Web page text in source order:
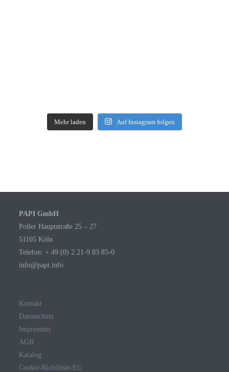
Mehr laden Auf Instagram folgen
PAPI GmbH
Poller Hauptstraße 25 – 27
51105 Köln
Telefon: + 49 (0) 2 21-9 83 85-0
info@papi.info
Kontakt
Datenschutz
Impressum
AGB
Katalog
Cookie-Richtlinie-EU